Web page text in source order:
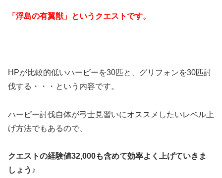
「浮島の有翼獣」というクエストです。
HPが比較的低いハーピーを30匹と、グリフォンを30匹討
伐する・・・という内容です。
ハーピー討伐自体が弓士見習いにオススメしたいレベル上
げ方法でもあるので、
クエストの経験値32,000も含めて効率よく上げていきま
しょう♪